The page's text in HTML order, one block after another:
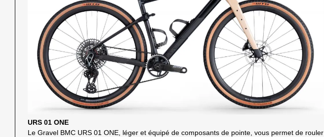
URS 01 ONE
Le Gravel BMC URS 01 ONE, léger et équipé de composants de pointe, vous permet de rouler